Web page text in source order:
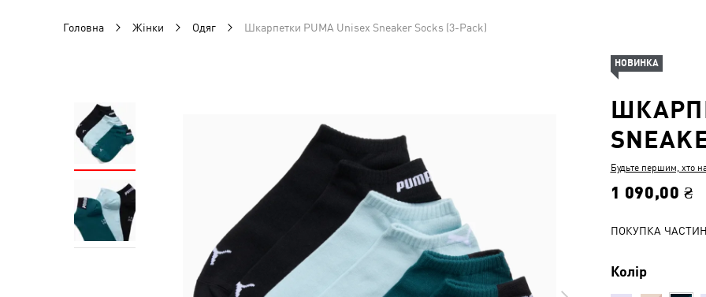
Головна Жінки Одяг Шкарпетки PUMA Unisex Sneaker Socks (3-Pack)
Будьте першим, хто
1 090,00 ₴
ПОКУПКА
Колір
НОВИНКА